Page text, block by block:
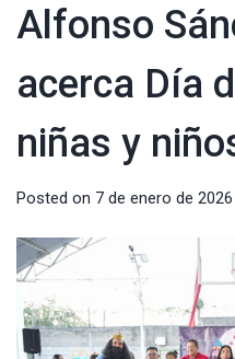
Alfonso
acerca Día
niñas y
Posted on 7 de enero de 2026